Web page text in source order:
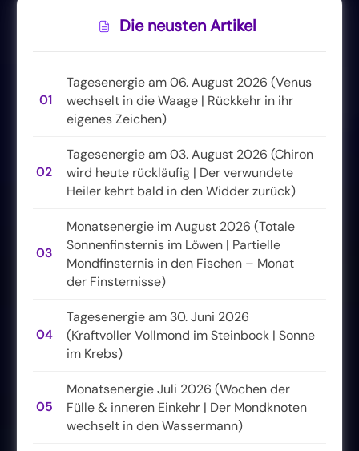
Die neusten Artikel
01
Tagesenergie am 06. August 2026 (Venus
wechselt in die Waage | Rückkehr in ihr
eigenes Zeichen)
02
Tagesenergie am 03. August 2026 (Chiron
wird heute rückläufig | Der verwundete
Heiler kehrt bald in den Widder zurück)
03
Monatsenergie im August 2026 (Totale
Sonnenfinsternis im Löwen | Partielle
Mondfinsternis in den Fischen – Monat
der Finsternisse)
04
Tagesenergie am 30. Juni 2026
(Kraftvoller Vollmond im Steinbock | Sonne
im Krebs)
05
Monatsenergie Juli 2026 (Wochen der
Fülle & inneren Einkehr | Der Mondknoten
wechselt in den Wassermann)